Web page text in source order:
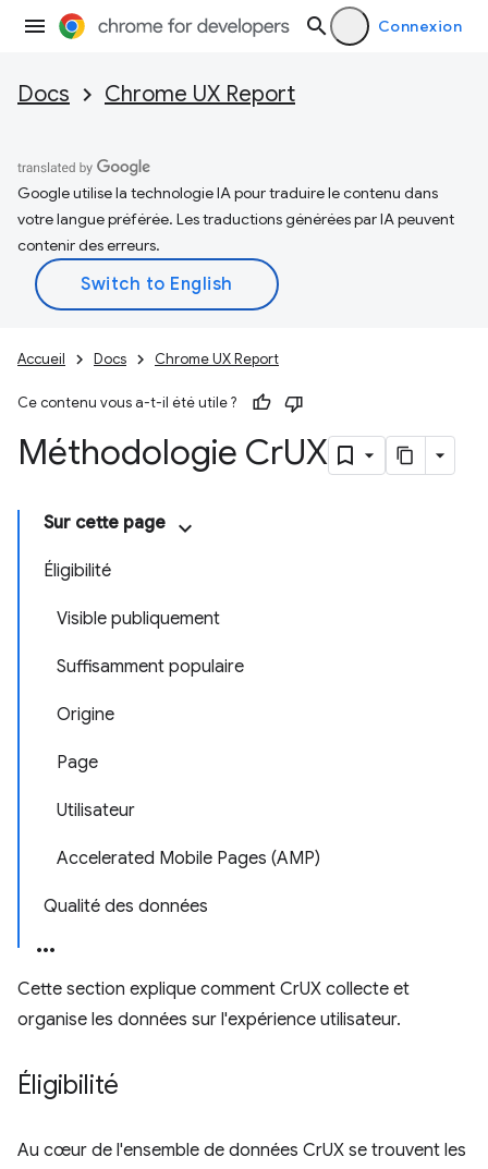
Connexion
Docs Chrome UX Report
Google utilise la technologie IA pour traduire le contenu dans
votre langue préférée. Les traductions générées par IA peuvent
contenir des erreurs.
Accueil Docs Chrome UX Report
Ce contenu vous a-t-il été utile ?
Méthodologie CrUX
Sur cette page
Éligibilité
Visible publiquement
Suffisamment populaire
Origine
Page
Utilisateur
Accelerated Mobile Pages (AMP)
Qualité des données
Cette section explique comment CrUX collecte et
organise les données sur l'expérience utilisateur.
Éligibilité
Au cœur de l'ensemble de données CrUX se trouvent les